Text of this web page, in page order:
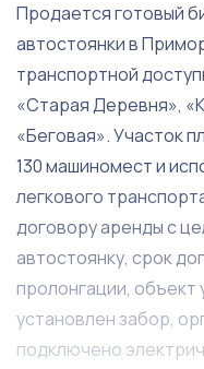
Продается готовый
автостоянки в
транспортной
«Старая Деревня»,
«Беговая». Участок
130 машиномест и
легкового
договору аренды с
автостоянку, срок
пролонгации, объект
установлен забор,
подключено